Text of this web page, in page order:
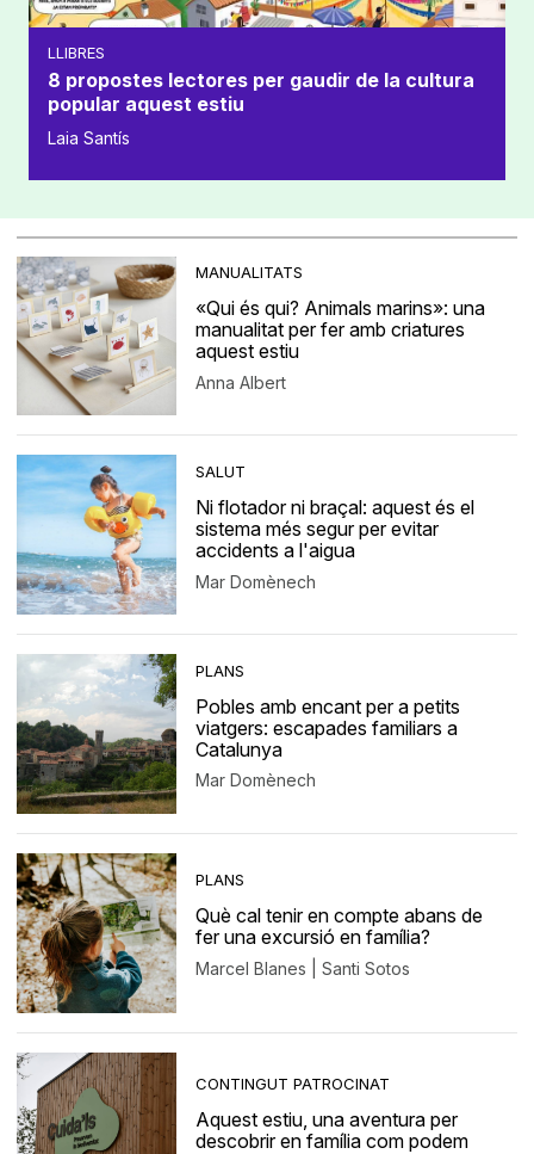
LLIBRES
8 propostes lectores per gaudir de la cultura
popular aquest estiu
Laia Santís
MANUALITATS
«Qui és qui? Animals marins»: una
manualitat per fer amb criatures
aquest estiu
Anna Albert
SALUT
Ni flotador ni braçal: aquest és el
sistema més segur per evitar
accidents a l'aigua
Mar Domènech
PLANS
Pobles amb encant per a petits
viatgers: escapades familiars a
Catalunya
Mar Domènech
PLANS
Què cal tenir en compte abans de
fer una excursió en família?
Marcel Blanes | Santi Sotos
CONTINGUT PATROCINAT
Aquest estiu, una aventura per
descobrir en família com podem